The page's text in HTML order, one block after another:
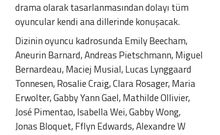
drama olarak tasarlanmasından dolayı tüm
oyuncular kendi ana dillerinde konuşacak.
Dizinin oyuncu kadrosunda Emily Beecham,
Aneurin Barnard, Andreas Pietschmann, Miguel
Bernardeau, Maciej Musial, Lucas Lynggaard
Tonnesen, Rosalie Craig, Clara Rosager, Maria
Erwolter, Gabby Yann Gael, Mathilde Ollivier,
José Pimentao, Isabella Wei, Gabby Wong,
Jonas Bloquet, Fflyn Edwards, Alexandre W